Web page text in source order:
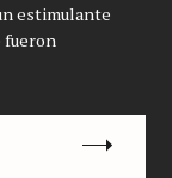
estimulante
fueron